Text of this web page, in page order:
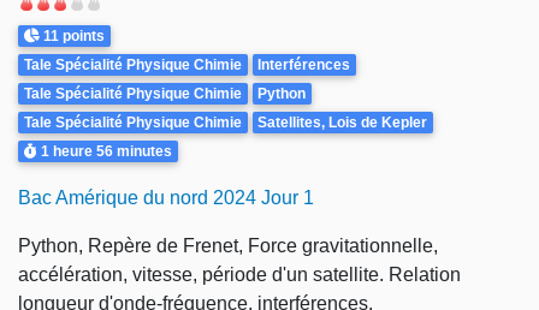
Points
11 points
Theme
Tale Spécialité Physique Chimie
Interférences
Tale Spécialité Physique Chimie
Python
Tale Spécialité Physique Chimie
Satellites, Lois de Kepler
Durée
1 heure 56 minutes
Bac Amérique du nord 2024 Jour 1
Python, Repère de Frenet, Force gravitationnelle,
accélération, vitesse, période d'un satellite. Relation
longueur d'onde-fréquence, interférences.